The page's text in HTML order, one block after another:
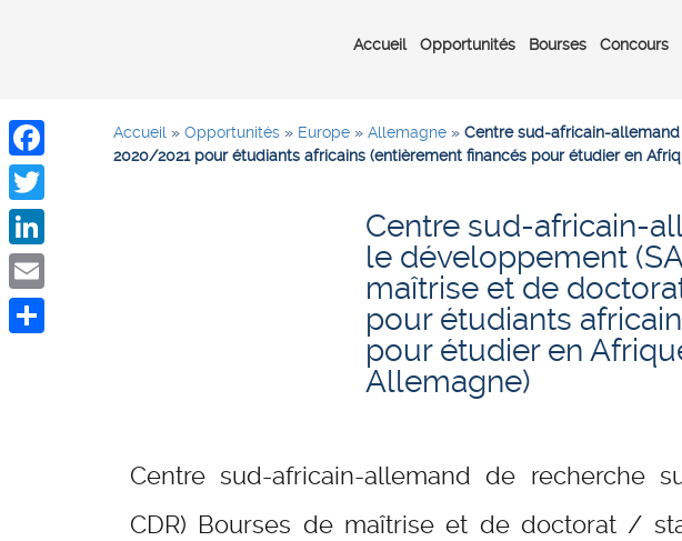
Accueil Opportunités Bourses Concours
Accueil » Opportunités » Europe » Allemagne » Centre sud-africain-
2020/2021 pour étudiants africains (entièrement financés pour étudier en
Centre sud-africain-
le développement
maîtrise et de
pour étudiants
pour étudier en
Allemagne)
Centre sud-africain-allemand de recherche
CDR) Bourses de maîtrise et de doctorat /
Facebook
Twitter
LinkedIn
Email